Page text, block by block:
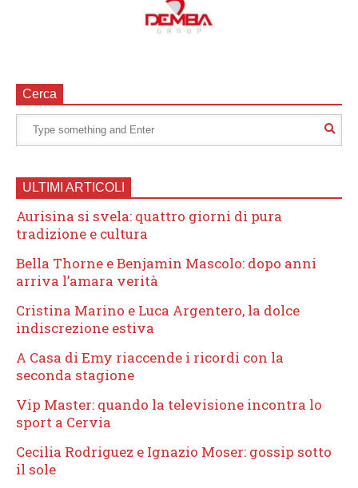
Cerca
ULTIMI ARTICOLI
Aurisina si svela: quattro giorni di pura
tradizione e cultura
Bella Thorne e Benjamin Mascolo: dopo anni
arriva l’amara verità
Cristina Marino e Luca Argentero, la dolce
indiscrezione estiva
A Casa di Emy riaccende i ricordi con la
seconda stagione
Vip Master: quando la televisione incontra lo
sport a Cervia
Cecilia Rodriguez e Ignazio Moser: gossip sotto
il sole